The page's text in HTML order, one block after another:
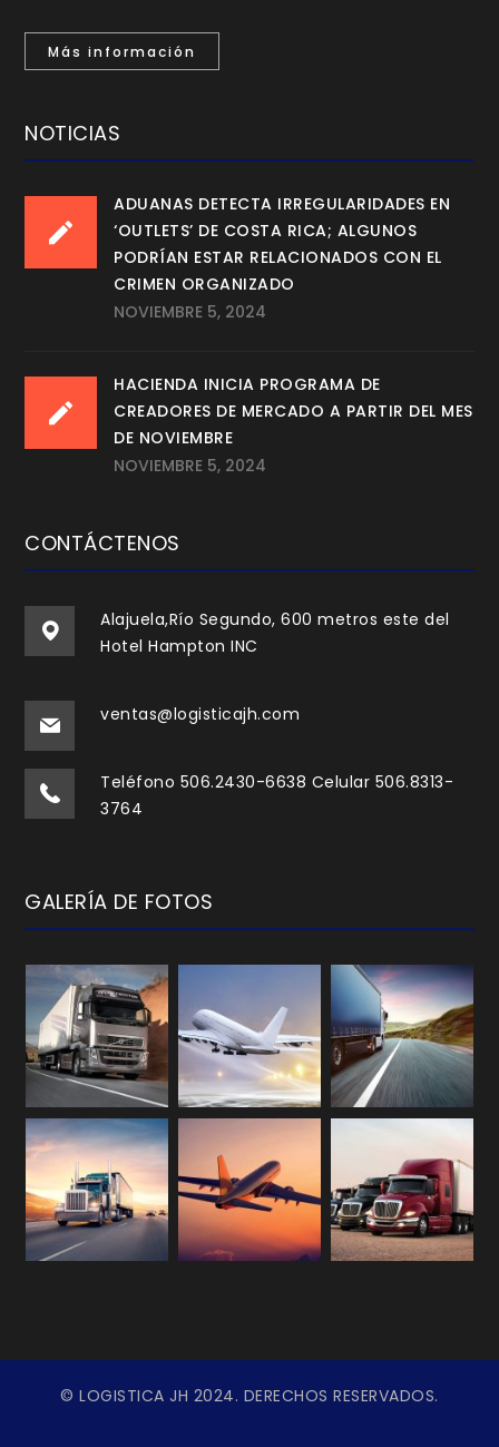
Más información
NOTICIAS
ADUANAS DETECTA IRREGULARIDADES EN
‘OUTLETS’ DE COSTA RICA; ALGUNOS
PODRÍAN ESTAR RELACIONADOS CON EL
CRIMEN ORGANIZADO
NOVIEMBRE 5, 2024
HACIENDA INICIA PROGRAMA DE
CREADORES DE MERCADO A PARTIR DEL MES
DE NOVIEMBRE
NOVIEMBRE 5, 2024
CONTÁCTENOS
Alajuela,Río Segundo, 600 metros este del
Hotel Hampton INC
ventas@logisticajh.com
Teléfono 506.2430-6638 Celular 506.8313-
3764
GALERÍA DE FOTOS
© LOGISTICA JH 2024. DERECHOS RESERVADOS.